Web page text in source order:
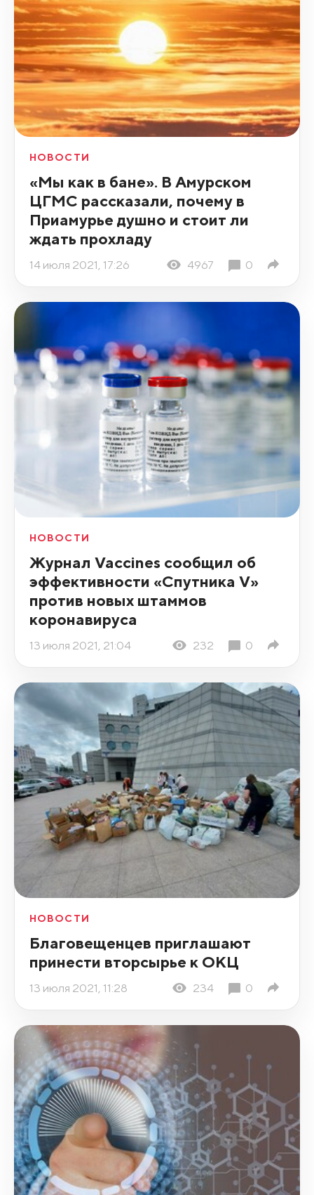
НОВОСТИ
«Мы как в бане». В Амурском
ЦГМС рассказали, почему в
Приамурье душно и стоит ли
ждать прохладу
14 июля 2021, 17:26 4967 0
НОВОСТИ
Журнал Vaccines сообщил об
эффективности «Спутника V»
против новых штаммов
коронавируса
13 июля 2021, 21:04 232 0
НОВОСТИ
Благовещенцев приглашают
принести вторсырье к ОКЦ
13 июля 2021, 11:28 234 0